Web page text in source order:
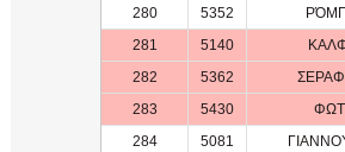
280
5352
281
5140
282
5362
283
5430
284
5081